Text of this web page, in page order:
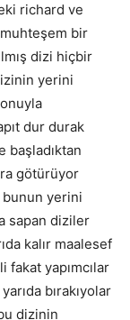
richard ve
muhteşem bir
dizi hiçbir
yerini
dur durak
başladıktan
götürüyor
bunun yerini
sapan diziler
kalır maalesef
fakat yapımcılar
bırakıyolar
dizinin